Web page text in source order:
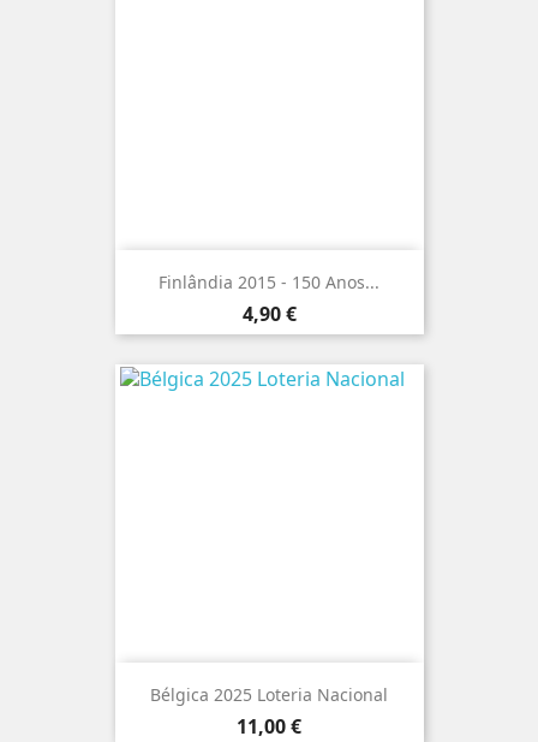
Finlândia 2015 - 150 Anos...
Preço
4,90 €
Bélgica 2025 Loteria Nacional
Preço
11,00 €